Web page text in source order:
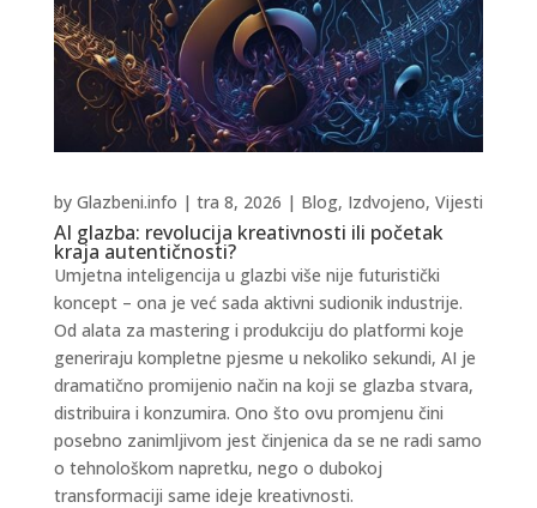
AI glazba: revolucija kreativnosti ili početak
kraja autentičnosti?
by Glazbeni.info | tra 8, 2026 | Blog, Izdvojeno, Vijesti
Umjetna inteligencija u glazbi više nije futuristički
koncept – ona je već sada aktivni sudionik industrije.
Od alata za mastering i produkciju do platformi koje
generiraju kompletne pjesme u nekoliko sekundi, AI je
dramatično promijenio način na koji se glazba stvara,
distribuira i konzumira. Ono što ovu promjenu čini
posebno zanimljivom jest činjenica da se ne radi samo
o tehnološkom napretku, nego o dubokoj
transformaciji same ideje kreativnosti.